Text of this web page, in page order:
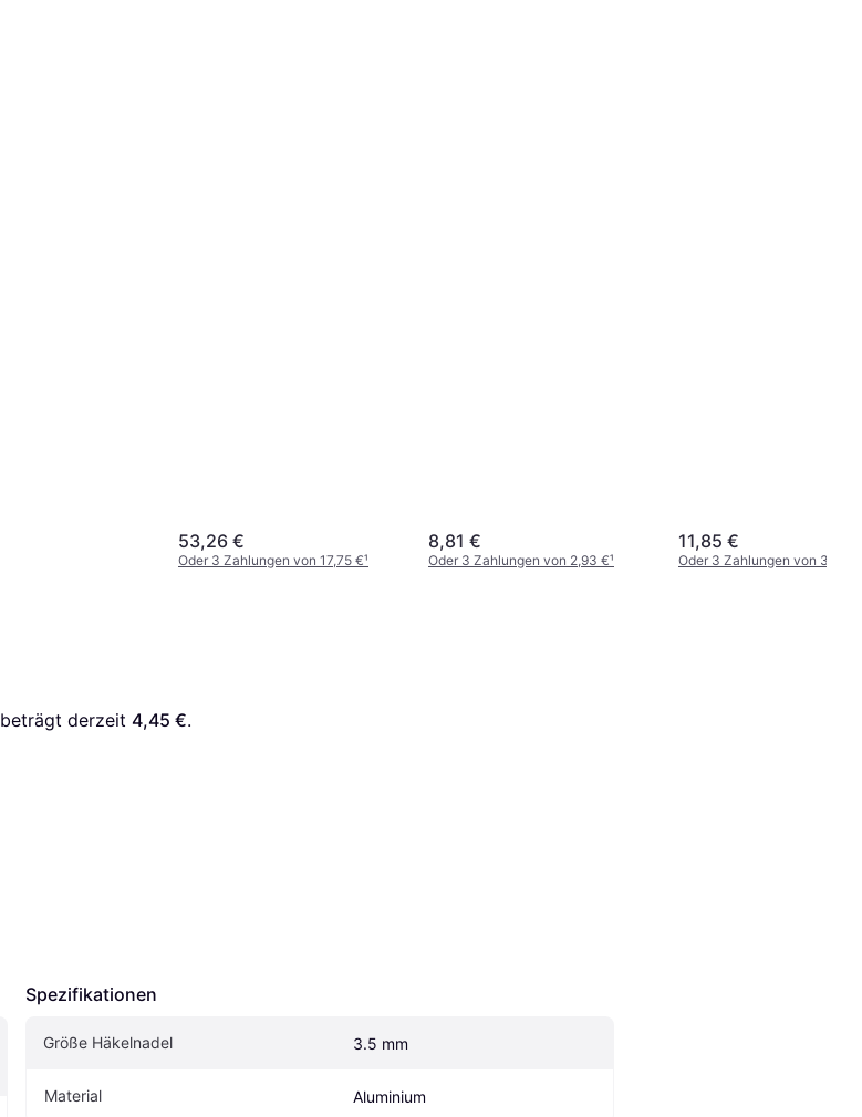
53,26 €
Oder 3 Zahlungen von 17,75 €¹
8,81 €
Oder 3 Zahlungen von 2,93 €¹
11,85 €
Oder 3 Zahlungen von 3,95 €
beträgt derzeit 4,45 €.
Spezifikationen
Größe Häkelnadel 3.5 mm
Material Aluminium